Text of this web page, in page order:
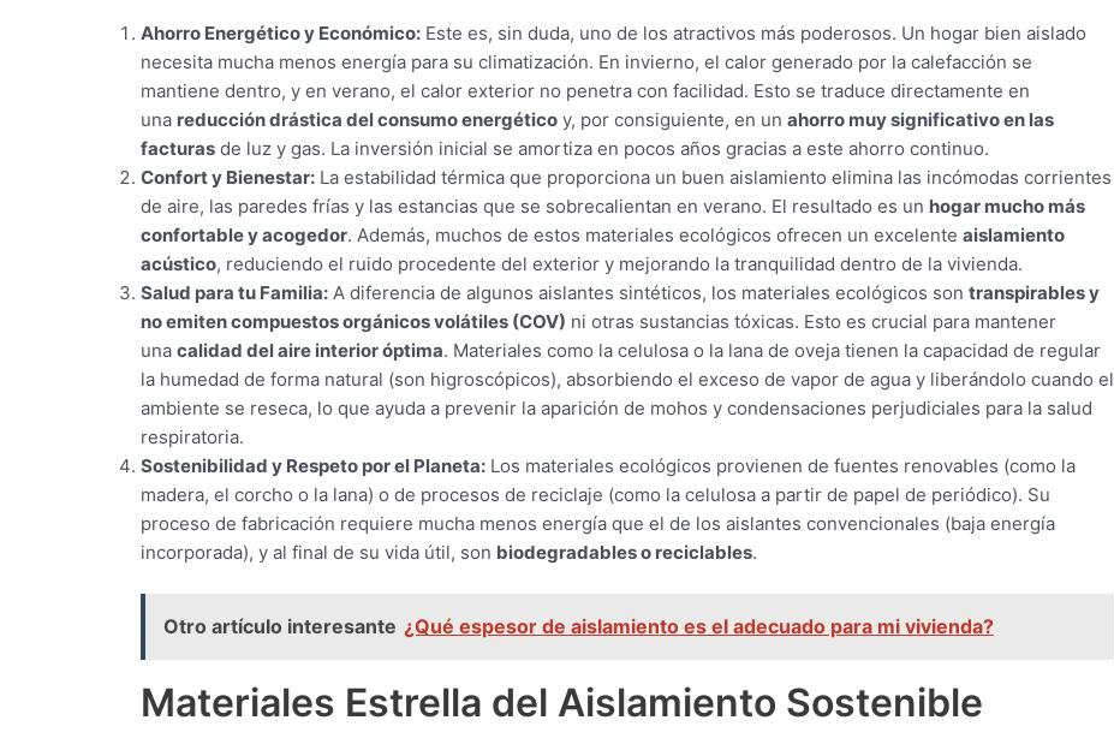
Ahorro Energético y Económico: Este es, sin duda, uno de los atractivos más poderosos. Un hogar bien aislado
necesita mucha menos energía para su climatización. En invierno, el calor generado por la calefacción se
mantiene dentro, y en verano, el calor exterior no penetra con facilidad. Esto se traduce directamente en
una reducción drástica del consumo energético y, por consiguiente, en un ahorro muy significativo en las
facturas de luz y gas. La inversión inicial se amortiza en pocos años gracias a este ahorro continuo.
Confort y Bienestar: La estabilidad térmica que proporciona un buen aislamiento elimina las incómodas corrientes
de aire, las paredes frías y las estancias que se sobrecalientan en verano. El resultado es un hogar mucho más
confortable y acogedor. Además, muchos de estos materiales ecológicos ofrecen un excelente aislamiento
acústico, reduciendo el ruido procedente del exterior y mejorando la tranquilidad dentro de la vivienda.
Salud para tu Familia: A diferencia de algunos aislantes sintéticos, los materiales ecológicos son transpirables y
no emiten compuestos orgánicos volátiles (COV) ni otras sustancias tóxicas. Esto es crucial para mantener
una calidad del aire interior óptima. Materiales como la celulosa o la lana de oveja tienen la capacidad de regular
la humedad de forma natural (son higroscópicos), absorbiendo el exceso de vapor de agua y liberándolo cuando el
ambiente se reseca, lo que ayuda a prevenir la aparición de mohos y condensaciones perjudiciales para la salud
respiratoria.
Sostenibilidad y Respeto por el Planeta: Los materiales ecológicos provienen de fuentes renovables (como la
madera, el corcho o la lana) o de procesos de reciclaje (como la celulosa a partir de papel de periódico). Su
proceso de fabricación requiere mucha menos energía que el de los aislantes convencionales (baja energía
incorporada), y al final de su vida útil, son biodegradables o reciclables.
Otro artículo interesante ¿Qué espesor de aislamiento es el adecuado para mi vivienda?
Materiales Estrella del Aislamiento Sostenible